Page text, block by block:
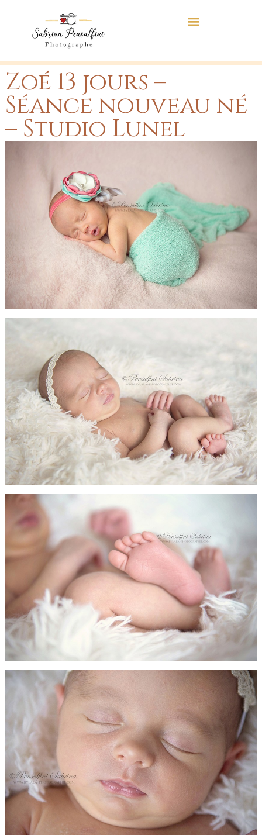
Zoé 13 jours –
Séance nouveau né
– Studio Lunel